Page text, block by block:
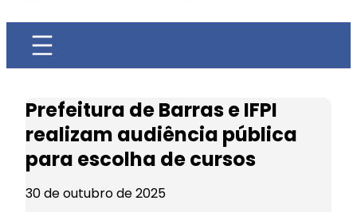
Prefeitura de Barras e IFPI
realizam audiência pública
para escolha de cursos
30 de outubro de 2025